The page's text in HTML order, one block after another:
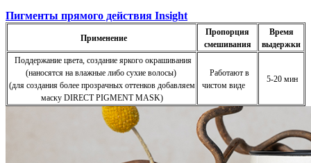
Пигменты прямого действия Insight
Применение
Пропорция
смешивания
Время
выдержки
Поддержание цвета, создание яркого окрашивания
(наносятся на влажные либо сухие волосы)
(для создания более прозрачных оттенков добавляем
маску DIRECT PIGMENT MASK)
Работают в
чистом виде
5-20 мин